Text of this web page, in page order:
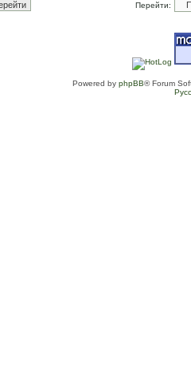
Перейти:
Powered by phpBB® Forum